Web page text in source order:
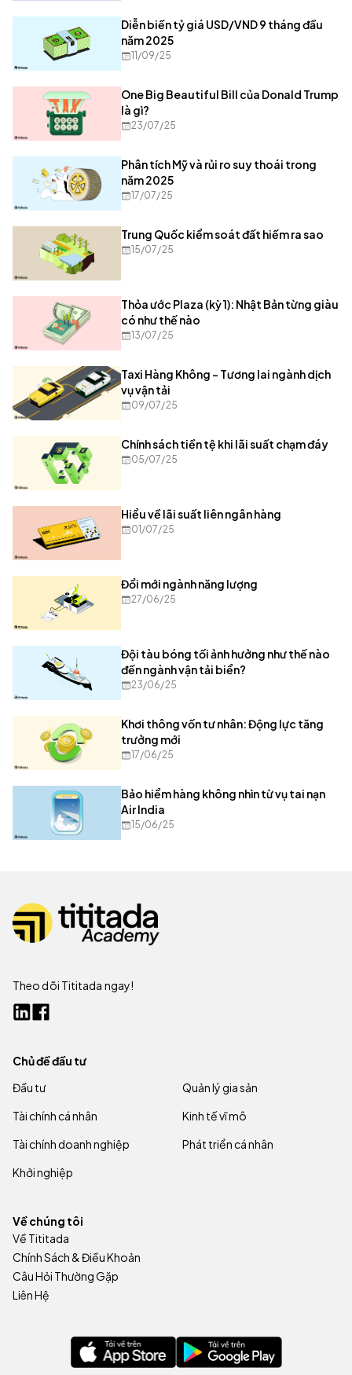
Diễn biến tỷ giá USD/VND 9 tháng đầu
năm 2025
11/09/25
One Big Beautiful Bill của Donald Trump
là gì?
23/07/25
Phân tích Mỹ và rủi ro suy thoái trong
năm 2025
17/07/25
Trung Quốc kiểm soát đất hiếm ra sao
15/07/25
Thỏa ước Plaza (kỳ 1): Nhật Bản từng giàu
có như thế nào
13/07/25
Taxi Hàng Không – Tương lai ngành dịch
vụ vận tải
09/07/25
Chính sách tiền tệ khi lãi suất chạm đáy
05/07/25
Hiểu về lãi suất liên ngân hàng
01/07/25
Đổi mới ngành năng lượng
27/06/25
Đội tàu bóng tối ảnh hưởng như thế nào
đến ngành vận tải biển?
23/06/25
Khơi thông vốn tư nhân: Động lực tăng
trưởng mới
17/06/25
Bảo hiểm hàng không nhìn từ vụ tai nạn
Air India
15/06/25
Theo dõi Tititada ngay!
Chủ đề đầu tư
Đầu tư
Quản lý gia sản
Tài chính cá nhân
Kinh tế vĩ mô
Tài chính doanh nghiệp
Phát triển cá nhân
Khởi nghiệp
Về chúng tôi
Về Tititada
Chính Sách & Điều Khoản
Câu Hỏi Thường Gặp
Liên Hệ